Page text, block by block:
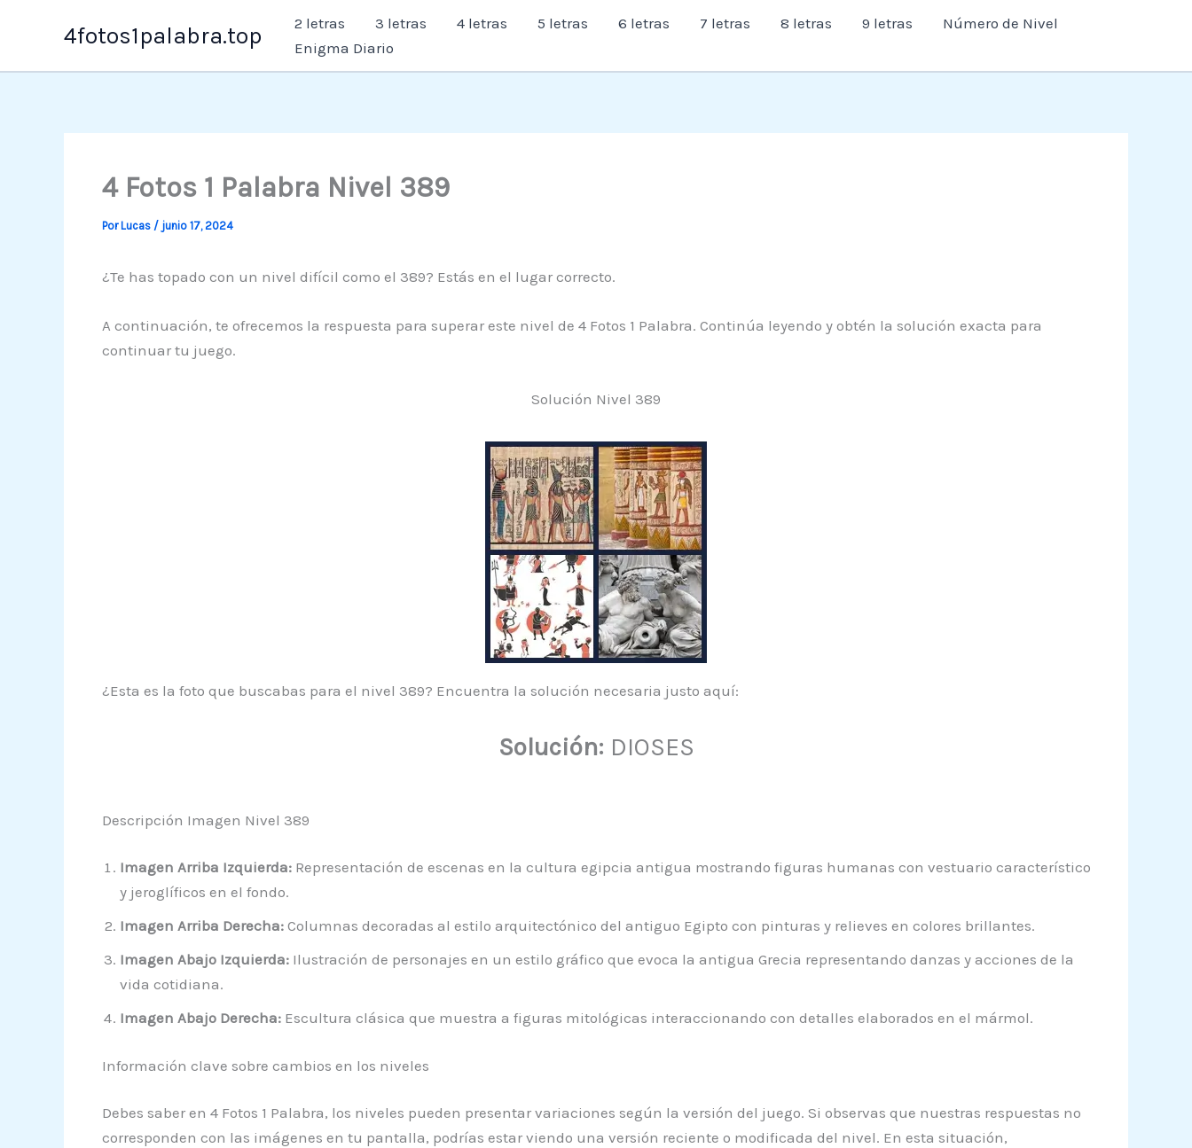
4fotos1palabra.top 2 letras 3 letras 4 letras 5 letras 6 letras 7 letras 8 letras 9 letras
Número de Nivel
Enigma Diario
4 Fotos 1 Palabra Nivel 389
PorLucas / junio 17, 2024
¿Te has topado con un nivel difícil como el 389? Estás en el lugar correcto.
A continuación, te ofrecemos la respuesta para superar este nivel de 4 Fotos 1 Palabra. Continúa leyendo y obtén la solución exacta para
continuar tu juego.
Solución Nivel 389
¿Esta es la foto que buscabas para el nivel 389? Encuentra la solución necesaria justo aquí:
Solución: DIOSES
Descripción Imagen Nivel 389
Imagen Arriba Izquierda:Representación de escenas en la cultura egipcia antigua mostrando figuras humanas con vestuario característico
y jeroglíficos en el fondo.
Imagen Arriba Derecha:Columnas decoradas al estilo arquitectónico del antiguo Egipto con pinturas y relieves en colores brillantes.
Imagen Abajo Izquierda:Ilustración de personajes en un estilo gráfico que evoca la antigua Grecia representando danzas y acciones de la
vida cotidiana.
Imagen Abajo Derecha:Escultura clásica que muestra a figuras mitológicas interaccionando con detalles elaborados en el mármol.
Información clave sobre cambios en los niveles
Debes saber en 4 Fotos 1 Palabra, los niveles pueden presentar variaciones según la versión del juego. Si observas que nuestras respuestas no
corresponden con las imágenes en tu pantalla, podrías estar viendo una versión reciente o modificada del nivel. En esta situación,